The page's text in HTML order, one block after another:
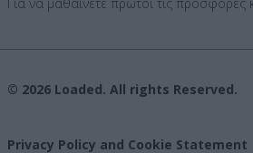
© 2026 Loaded. All rights Reserved.
Privacy Policy and Cookie Statement